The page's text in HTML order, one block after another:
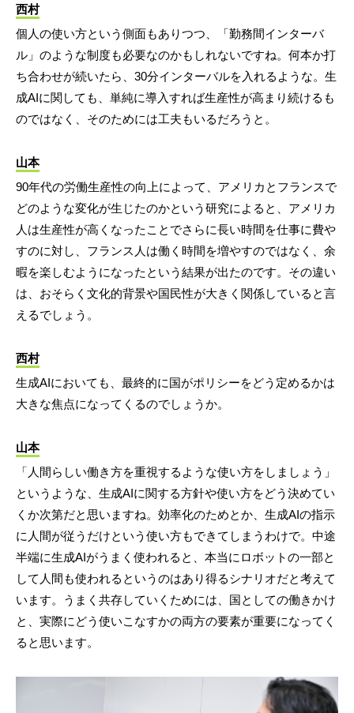
西村
個人の使い方という側面もありつつ、「勤務間インターバ
ル」のような制度も必要なのかもしれないですね。何本か打
ち合わせが続いたら、30分インターバルを入れるような。生
成AIに関しても、単純に導入すれば生産性が高まり続けるも
のではなく、そのためには工夫もいるだろうと。
山本
90年代の労働生産性の向上によって、アメリカとフランスで
どのような変化が生じたのかという研究によると、アメリカ
人は生産性が高くなったことでさらに長い時間を仕事に費や
すのに対し、フランス人は働く時間を増やすのではなく、余
暇を楽しむようになったという結果が出たのです。その違い
は、おそらく文化的背景や国民性が大きく関係していると言
えるでしょう。
西村
生成AIにおいても、最終的に国がポリシーをどう定めるかは
大きな焦点になってくるのでしょうか。
山本
「人間らしい働き方を重視するような使い方をしましょう」
というような、生成AIに関する方針や使い方をどう決めてい
くか次第だと思いますね。効率化のためとか、生成AIの指示
に人間が従うだけという使い方もできてしまうわけで。中途
半端に生成AIがうまく使われると、本当にロボットの一部と
して人間も使われるというのはあり得るシナリオだと考えて
います。うまく共存していくためには、国としての働きかけ
と、実際にどう使いこなすかの両方の要素が重要になってく
ると思います。